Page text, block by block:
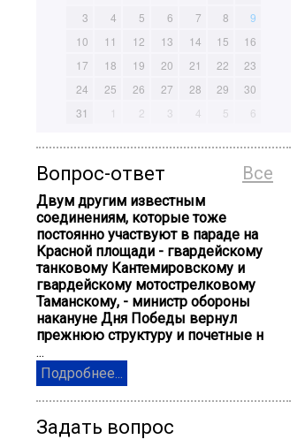
3
4 5 6 7 8
9
10
11 12 13 14 15
16
17
18 19 20 21 22
23
24
25 26 27 28 29
30
31
1 2 3 4 5 6
Все
Вопрос-ответ
Двум другим известным
соединениям, которые тоже
постоянно участвуют в параде на
Красной площади - гвардейскому
танковому Кантемировскому и
гвардейскому мотострелковому
Таманскому, - министр обороны
накануне Дня Победы вернул
прежнюю структуру и почетные н
...
Подробнее...
Задать вопрос